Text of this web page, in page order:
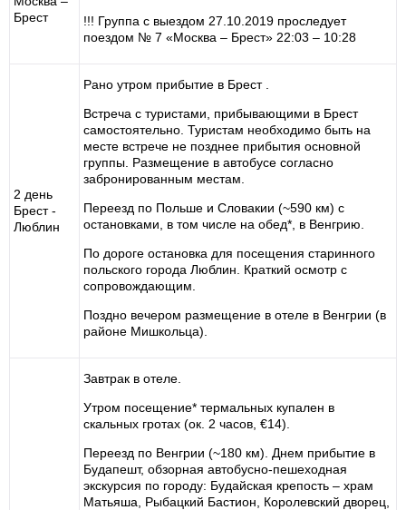
Брест
!!! Группа с выездом 27.10.2019 проследует
поездом № 7 «Москва – Брест» 22:03 – 10:28
2 день
Брест -
Люблин
Рано утром прибытие в Брест .
Встреча с туристами, прибывающими в Брест
самостоятельно. Туристам необходимо быть на
месте встрече не позднее прибытия основной
группы. Размещение в автобусе согласно
забронированным местам.
Переезд по Польше и Словакии (~590 км) с
остановками, в том числе на обед*, в Венгрию.
По дороге остановка для посещения старинного
польского города Люблин. Краткий осмотр с
сопровождающим.
Поздно вечером размещение в отеле в Венгрии (в
районе Мишкольца).
Завтрак в отеле.
Утром посещение* термальных купален в
скальных гротах (ок. 2 часов, €14).
Переезд по Венгрии (~180 км). Днем прибытие в
Будапешт, обзорная автобусно-пешеходная
экскурсия по городу: Будайская крепость – храм
Матьяша, Рыбацкий Бастион, Королевский дворец,